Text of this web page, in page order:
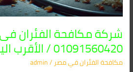
شركة مكافحة الفئران
01091560420 / الأقرب اليك
مكافحة الفئران​ في مصر/
admin